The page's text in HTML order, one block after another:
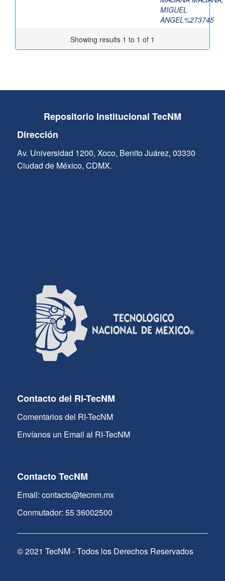
MIGUEL
ANGEL%273745
Showing results 1 to 1 of 1
Repositorio Institucional TecNM
Dirección
Av. Universidad 1200, Xoco, Benito Juárez, 03330
Ciudad de México, CDMX.
Contacto del RI-TecNM
Comentarios del RI-TecNM
Envíanos un Email al RI-TecNM
Contacto TecNM
Email: contacto@tecnm.mx
Conmutador: 55 36002500
© 2021 TecNM - Todos los Derechos Reservados